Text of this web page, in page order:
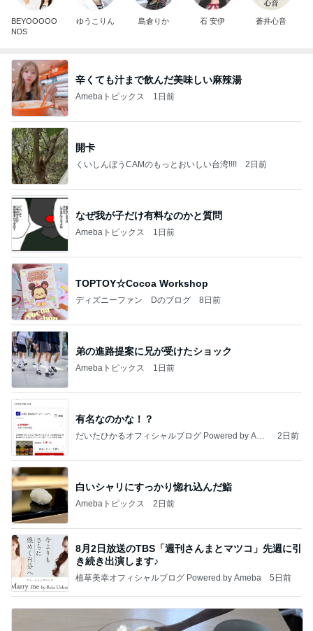
BEYOOOOO
NDS
ゆうこりん 島倉りか 石 安伊 蒼井心音
辛くても汁まで飲んだ美味しい麻辣湯
Amebaトピックス 1日前
開卡
くいしんぼうCAMのもっとおいしい台湾!!!! 2日前
なぜ我が子だけ有料なのかと質問
Amebaトピックス 1日前
TOPTOY☆Cocoa Workshop
ディズニーファン Dのブログ 8日前
弟の進路提案に兄が受けたショック
Amebaトピックス 1日前
有名なのかな！？
だいたひかるオフィシャルブログ Powered by Ame
2日前
白いシャリにすっかり惚れ込んだ鮨
Amebaトピックス 2日前
8月2日放送のTBS「週刊さんまとマツコ」先週に引
き続き出演します♪
植草美幸オフィシャルブログ Powered by Ameba 5日前